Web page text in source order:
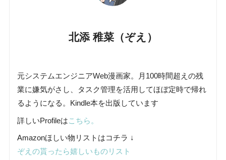
北添 稚菜（ぞえ）
元システムエンジニアWeb漫画家。月100時間超えの残
業に嫌気がさし、タスク管理を活用してほぼ定時で帰れ
るようになる。Kindle本を出版しています
詳しいProfileはこちら。
Amazonほしい物リストはコチラ ↓
ぞえの貰ったら嬉しいものリスト